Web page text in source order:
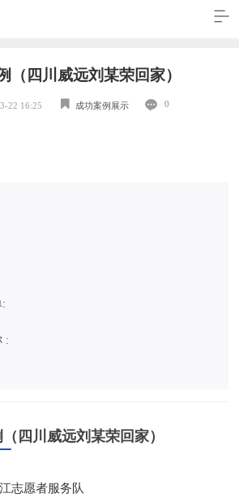
（四川威远刘某荣回家）
22 16:25 成功案例展示
0
:
:
四川威远刘某荣回家）
志愿者服务队